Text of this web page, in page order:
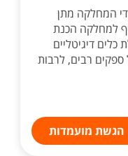
המחלקה מתן
למחלקה הכנת
כלים דיגיטליים
רבים, לרבות
הגשת מועמדות